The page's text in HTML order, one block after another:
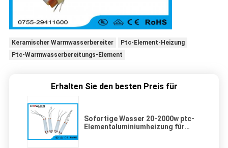
Keramischer Warmwasserbereiter
Ptc-Element-Heizung
Ptc-Warmwasserbereitungs-Element
Erhalten Sie den besten Preis für
Sofortige Wasser 20-2000w ptc-
Elementaluminiumheizung für